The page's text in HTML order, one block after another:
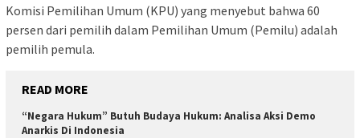
Komisi Pemilihan Umum (KPU) yang menyebut bahwa 60
persen dari pemilih dalam Pemilihan Umum (Pemilu) adalah
pemilih pemula.
READ MORE
“Negara Hukum” Butuh Budaya Hukum: Analisa Aksi Demo
Anarkis Di Indonesia